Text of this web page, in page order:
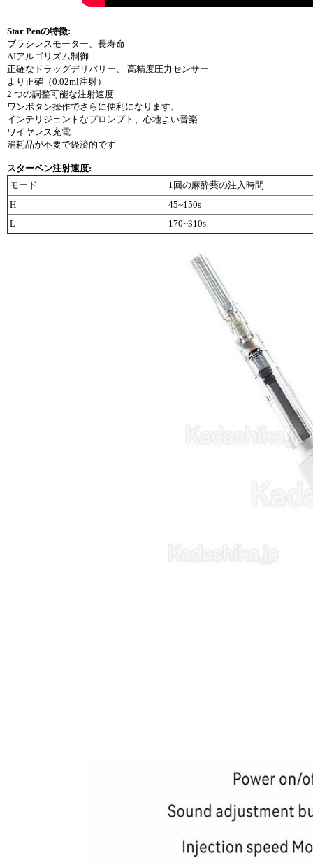
Star Penの特徴:
ブラシレスモーター、長寿命
AIアルゴリズム制御
正確なドラッグデリバリー、 高精度圧力センサー
より正確（0.02ml注射）
2 つの調整可能な注射速度
ワンボタン操作でさらに便利になります。
インテリジェントなプロンプト、心地よい音楽
ワイヤレス充電
消耗品が不要で経済的です
スターペン注射速度:
モード
1回の麻酔薬の注入時間
H
45~150s
L
170~310s